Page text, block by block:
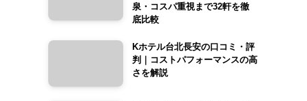
泉・コスパ重視まで32軒を徹
底比較
Kホテル台北長安の口コミ・評
判｜コストパフォーマンスの高
さを解説